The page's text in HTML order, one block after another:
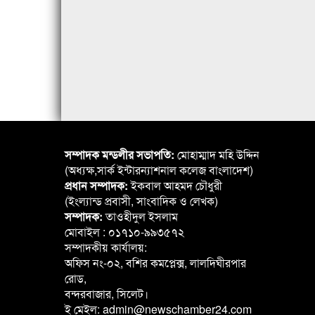
সম্পাদক মন্ডলীর সভাপতি: মোহাম্মাদ মহি উদ্দিন
(অধ্যক্ষ,সার্ক ইন্টারন্যাশনাল কলেজ বাংলাদেশ)
প্রধান সম্পাদক:ইকবাল আহমদ চৌধুরী
(ইংল্যান্ড প্রবাসী, সাংবাদিক ও লেখক)
সম্পাদক:তাওহীদুল ইসলাম
মোবাইল : ০১৭১০-৯৯৩৫৭২
সম্পাদকীয় কার্যালয়:
অফিস নং-০২, বশির কমপ্লেক্স, লালদিঘীরপার
রোড,
বন্দরবাজার, সিলেট।
ই মেইল: admin@newschamber24.com